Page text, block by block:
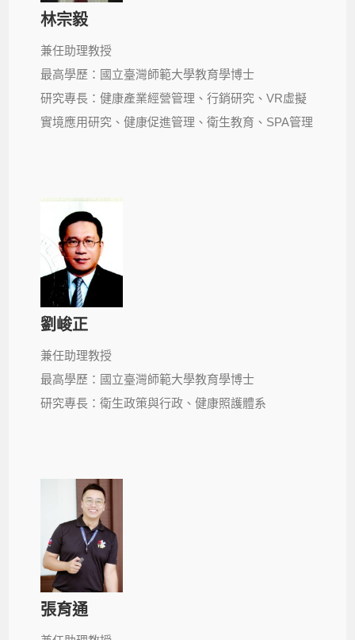
林宗毅
兼任助理教授
最高學歷：國立臺灣師範大學教育學博士
研究專長：健康產業經營管理、行銷研究、VR虛擬
實境應用研究、健康促進管理、衛生教育、SPA管理
劉峻正
兼任助理教授
最高學歷：國立臺灣師範大學教育學博士
研究專長：衛生政策與行政、健康照護體系
張育通